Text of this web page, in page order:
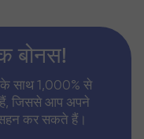
बोनस!
साथ 1,000% से
जिससे आप अपने
सहन कर सकते हैं।